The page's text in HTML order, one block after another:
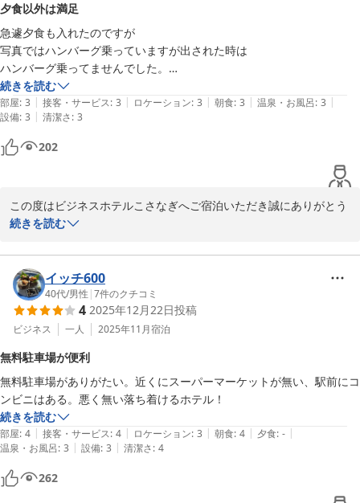
お越しを心よりお待ちしております。
ビジネスホテルこさなぎ
代表　高橋さとえ
ビジネスホテル こさなぎ
2026-03-25
夕食以外は満足
急遽夕食も入れたのですが
写真ではハンバーグ乗っていますが出された時は
ハンバーグ乗ってませんでした。
出す際に確認しなかったのかな❓
それが唯一の残念な点でした
それ以外は申し分無いものです。
寝室、食事、風呂どれも良かった。
駅からも直線距離で行けるしこれも良かった。
続きを読む
部屋: 3 | 接客・サービス: 3 | ロケーション: 3 | 朝食: 3 | 温泉・お風呂: 3 |
設備: 3 | 清潔さ: 3
202
この度はビジネスホテルこさなぎへご宿泊いただき誠にありがとう
ございました。
ご夕食のメインのおかずが乗っていなかったとのこと、誠に申し訳
ございませんでした。
今後、このようなことが無いように再度スタッフの確認作業を徹底
し努めてまいります。
残念なお気持ちにさせてしまい、申し訳ございませんでした。
寝室やお風呂など、お褒め頂き誠にありがとうございます。
是非、豊田市へお越しの際はビジネスホテルこさなぎへお越しくだ
さいませ。心よりお待ちしております。
ビジネスホテルこさなぎ
代表　高橋さとえ
続きを読む
イッチ600
40代/男性 |7件のクチコミ
4 2025年12月22日投稿
ビジネス 一人 2025年11月宿泊
無料駐車場が便利
無料駐車場がありがたい。近くにスーパーマーケットが無い、駅前にコ
ンビニはある。悪く無い落ち着けるホテル！
続きを読む
部屋: 4 | 接客・サービス: 4 | ロケーション: 3 | 朝食: 4 | 夕食: - |
温泉・お風呂: 3 | 設備: 3 | 清潔さ: 4
262